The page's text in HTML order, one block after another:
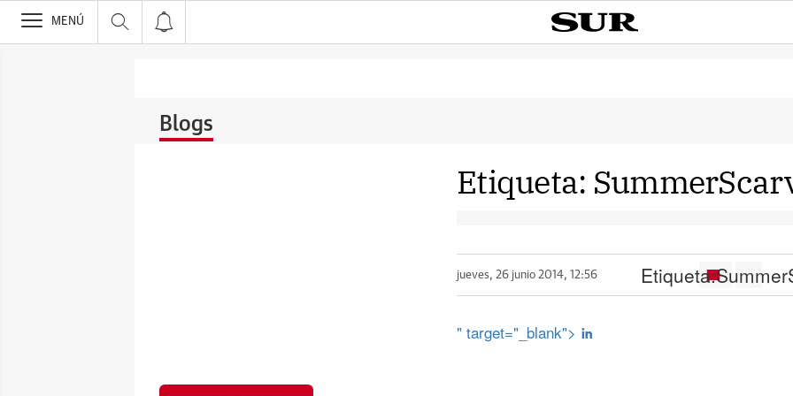
>
MENÚ
Blogs
Etiqueta:
jueves, 26 junio 2014, 12:56 Etiqueta:
" target="_blank">